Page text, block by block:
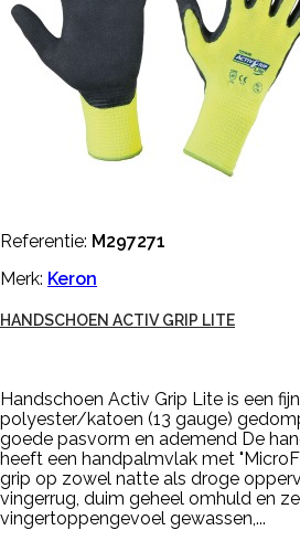
Referentie: M297271
Merk: Keron
HANDSCHOEN ACTIV GRIP LITE
Handschoen Activ Grip Lite is een
polyester/katoen (13 gauge)
goede pasvorm en ademend De
heeft een handpalmvlak met
grip op zowel natte als droge
vingerrug, duim geheel omhuld en
vingertoppengevoel gewassen,...